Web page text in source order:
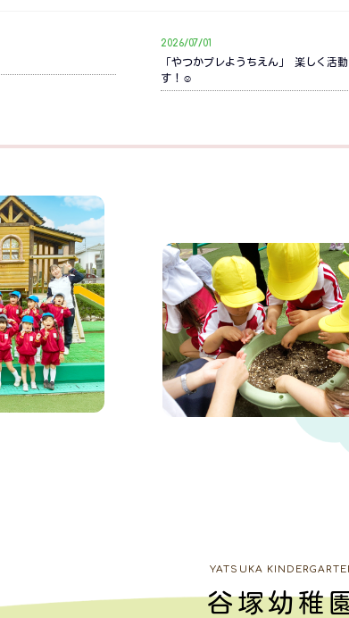
2026/07/01
「やつかプレようちえん」 楽しく活
す！☺
YATSUKA
谷塚幼稚